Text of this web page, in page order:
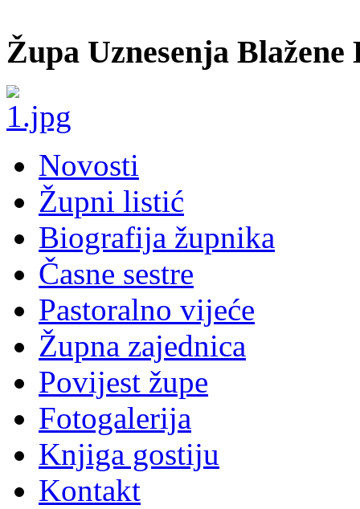
Župa Uznesenja
Novosti
Župni listić
Biografija župnika
Časne sestre
Pastoralno vijeće
Župna zajednica
Povijest župe
Fotogalerija
Knjiga gostiju
Kontakt